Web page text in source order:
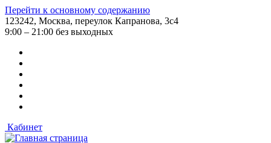
Перейти к основному содержанию
123242, Москва, переулок Капранова, 3с4
9:00 – 21:00 без выходных
Кабинет